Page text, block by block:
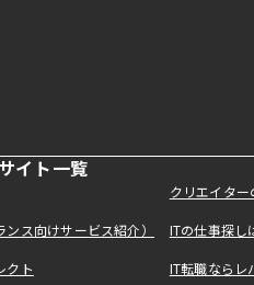
イト一覧
クリエイタ
ス向けサービス紹介） ITの仕事探
クト IT転職なら